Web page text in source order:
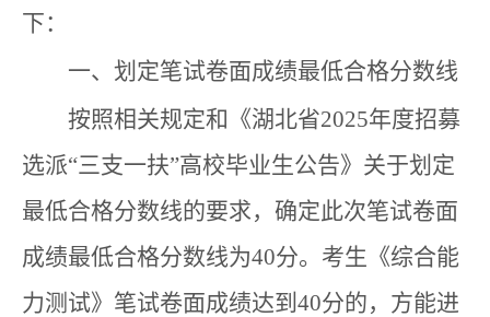
下：
一、划定笔试卷面成绩最低合格分数线
按照相关规定和《湖北省2025年度招募
选派“三支一扶”高校毕业生公告》关于划定
最低合格分数线的要求，确定此次笔试卷面
成绩最低合格分数线为40分。考生《综合能
力测试》笔试卷面成绩达到40分的，方能进